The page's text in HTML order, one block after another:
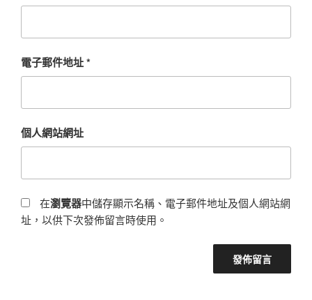
電子郵件地址*
個人網站網址
在瀏覽器中儲存顯示名稱、電子郵件地址及個人網站網
址，以供下次發佈留言時使用。